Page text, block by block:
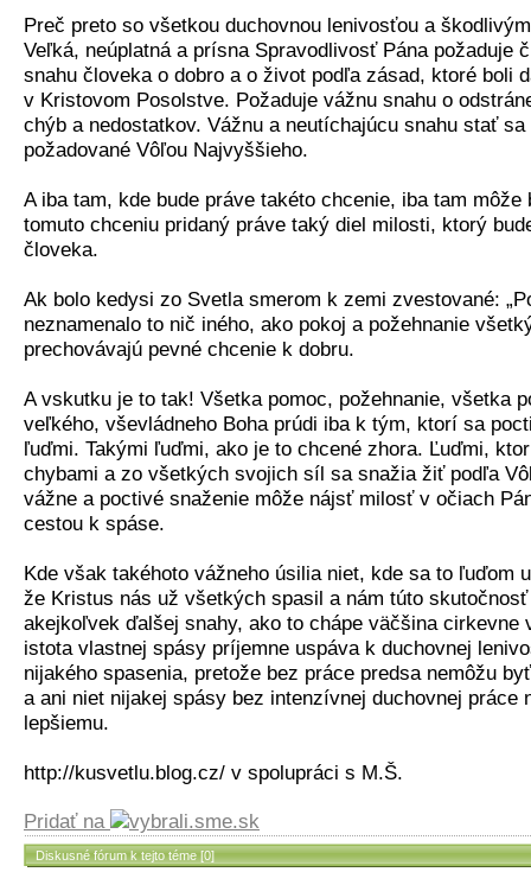
Preč preto so všetkou duchovnou lenivosťou a
Veľká, neúplatná a prísna Spravodlivosť Pána požaduje
snahu človeka o dobro a o život podľa zásad, ktoré boli
v Kristovom Posolstve. Požaduje vážnu snahu o
chýb a nedostatkov. Vážnu a neutíchajúcu snahu stať
požadované Vôľou Najvyššieho.
A iba tam, kde bude práve takéto chcenie, iba tam
tomuto chceniu pridaný práve taký diel milosti, ktorý
človeka.
Ak bolo kedysi zo Svetla smerom k zemi zvestované:
neznamenalo to nič iného, ako pokoj a požehnanie
prechovávajú pevné chcenie k dobru.
A vskutku je to tak! Všetka pomoc, požehnanie, všetka
veľkého, vševládneho Boha prúdi iba k tým, ktorí sa
ľuďmi. Takými ľuďmi, ako je to chcené zhora. Ľuďmi,
chybami a zo všetkých svojich síl sa snažia žiť podľa
vážne a poctivé snaženie môže nájsť milosť v očiach
cestou k spáse.
Kde však takéhoto vážneho úsilia niet, kde sa to ľuďom
že Kristus nás už všetkých spasil a nám túto
akejkoľvek ďalšej snahy, ako to chápe väčšina cirkevne
istota vlastnej spásy príjemne uspáva k duchovnej
nijakého spasenia, pretože bez práce predsa nemôžu
a ani niet nijakej spásy bez intenzívnej duchovnej práce
lepšiemu.
http://kusvetlu.blog.cz/ v spolupráci s M.Š.
Pridať na
Diskusné fórum k tejto téme [0]